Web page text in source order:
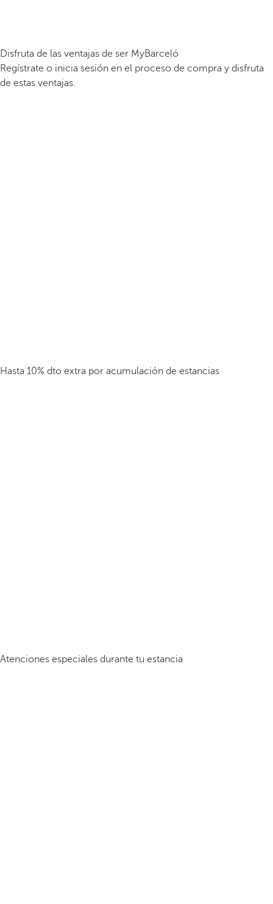
Disfruta de las ventajas de ser MyBarceló
Regístrate o inicia sesión en el proceso de compra y disfruta
de estas ventajas.
Hasta 10% dto extra por acumulación de estancias
Atenciones especiales durante tu estancia